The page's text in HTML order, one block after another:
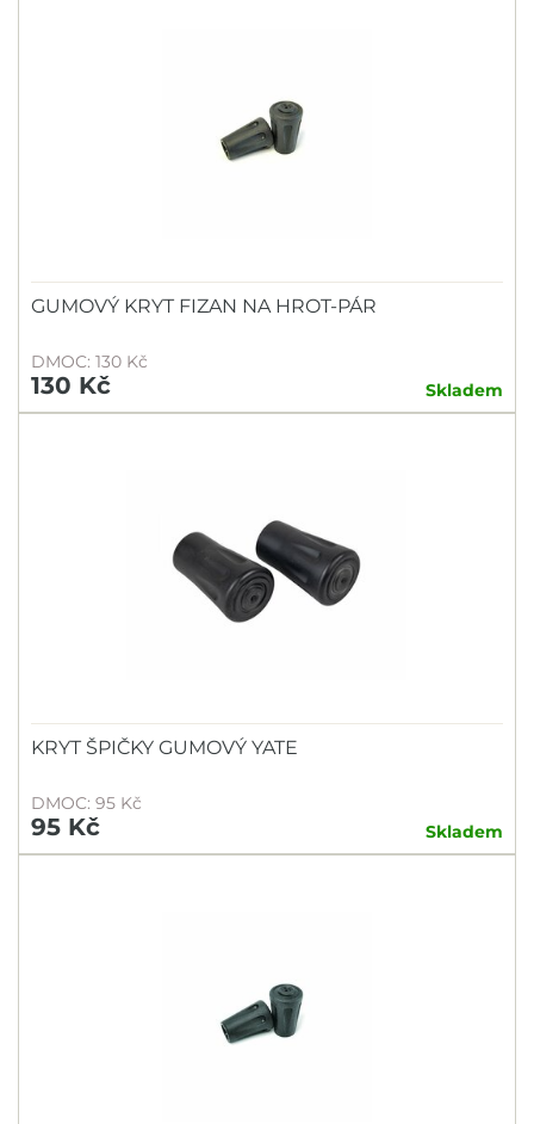
GUMOVÝ KRYT FIZAN NA HROT-PÁR
DMOC: 130 Kč
130 Kč Skladem
KRYT ŠPIČKY GUMOVÝ YATE
DMOC: 95 Kč
95 Kč Skladem